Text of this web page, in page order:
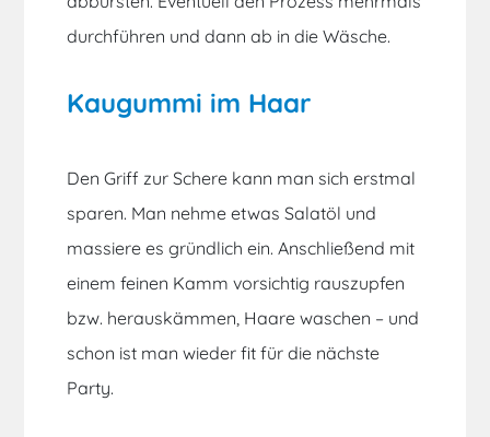
durchführen und dann ab in die Wäsche.
Kaugummi im Haar
Den Griff zur Schere kann man sich erstmal
sparen. Man nehme etwas Salatöl und
massiere es gründlich ein. Anschließend mit
einem feinen Kamm vorsichtig rauszupfen
bzw. herauskämmen, Haare waschen – und
schon ist man wieder fit für die nächste
Party.